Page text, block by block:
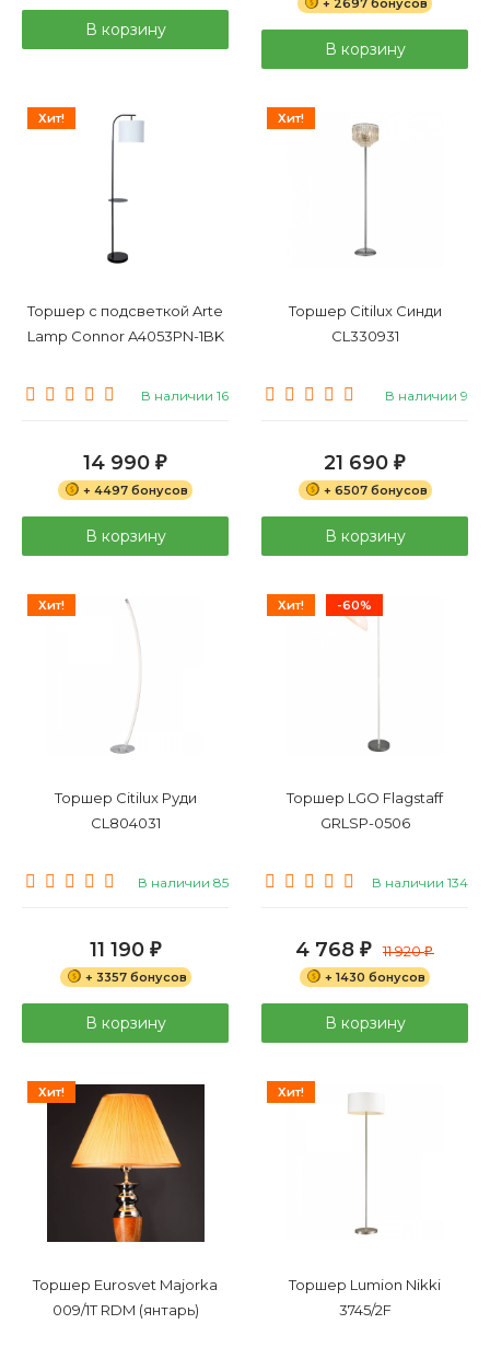
В корзину
В корзину
Хит!
Торшер с подсветкой Arte
Lamp Connor A4053PN-1BK
В наличии 16
14 990 ₽
+ 4497 бонусов
В корзину
Хит!
Торшер Citilux Синди
CL330931
В наличии 9
21 690 ₽
+ 6507 бонусов
В корзину
Хит!
Торшер Citilux Руди
CL804031
В наличии 85
11 190 ₽
+ 3357 бонусов
В корзину
Хит! -60%
Торшер LGO Flagstaff
GRLSP-0506
В наличии 134
4 768 ₽ 11 920₽
+ 1430 бонусов
В корзину
Хит!
Торшер Eurosvet Majorka
009/1T RDM (янтарь)
Хит!
Торшер Lumion Nikki
3745/2F